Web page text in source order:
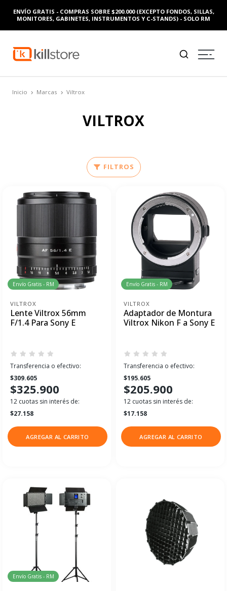
ENVÍO GRATIS - COMPRAS SOBRE $200.000 (EXCEPTO FONDOS, SILLAS,
MONITORES, GABINETES, INSTRUMENTOS Y C-STANDS) - SOLO RM
Inicio Marcas Viltrox
VILTROX
FILTROS
Envío Gratis - RM
VILTROX
Lente Viltrox 56mm
F/1.4 Para Sony E
Transferencia o efectivo:
$309.605
$325.900
12 cuotas sin interés de:
$27.158
AGREGAR AL CARRITO
Envío Gratis - RM
VILTROX
Adaptador de Montura
Viltrox Nikon F a Sony E
Transferencia o efectivo:
$195.605
$205.900
12 cuotas sin interés de:
$17.158
AGREGAR AL CARRITO
Envío Gratis - RM